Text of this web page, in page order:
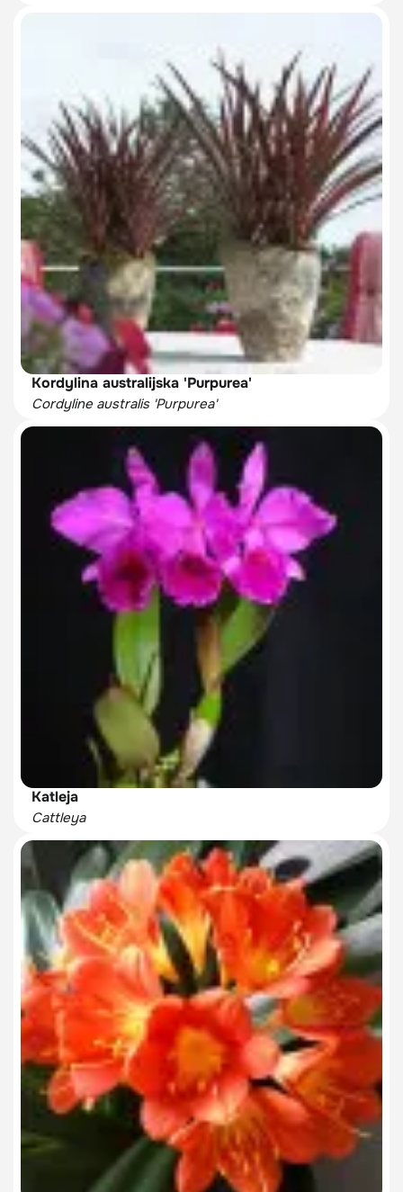
Kordylina australijska 'Purpurea'
Cordyline australis 'Purpurea'
Katleja
Cattleya